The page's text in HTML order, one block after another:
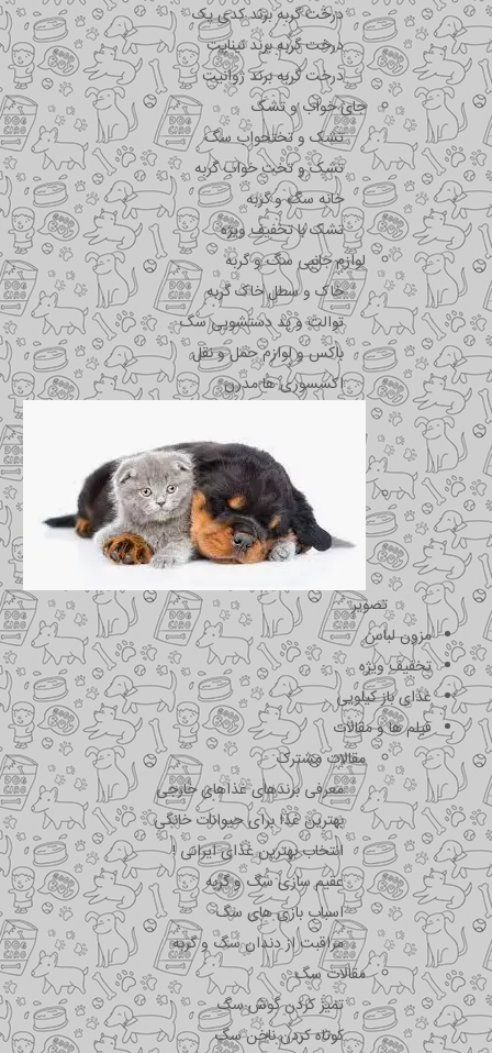
درخت گربه برند کدی پک
درخت گربه برند نیناپت
درخت گربه برند ژوانیت
جای خواب و تشک
تشک و تختحواب سگ
تشک و تخت خواب گربه
خانه سگ و گربه
تشک با تخفیف ویژه
لوازم جانبی سگ و گربه
خاک و سطل خاک گربه
توالت و پد دستشویی سگ
باکس و لوازم حمل و نقل
اکسسوری ها مدرن
تصویر
مزون لباس
تخفیف ویژه
غذای باز کیلویی
فیلم ها و مقالات
مقالات مشترک
معرفی برندهای غذاهای خارجی
بهترین غذا برای حیوانات خانگی
انتخاب بهترین غذای ایرانی !
عقیم سازی سگ و گربه
اسباب بازی های سگ
مراقبت از دندان سگ و گربه
مقالات سگ
تمیز کردن گوش سگ
کوتاه کردن ناخن سگ